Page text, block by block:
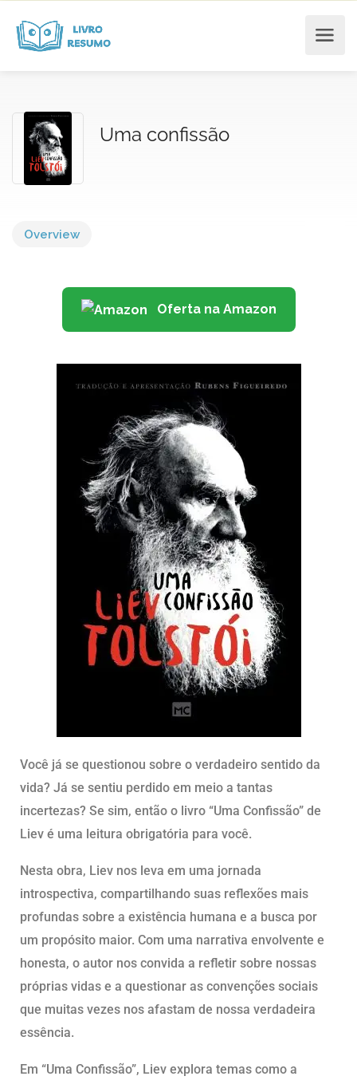
Uma confissão
Overview
Oferta na Amazon
Você já se questionou sobre o verdadeiro sentido da
vida? Já se sentiu perdido em meio a tantas
incertezas? Se sim, então o livro “Uma Confissão” de
Liev é uma leitura obrigatória para você.
Nesta obra, Liev nos leva em uma jornada
introspectiva, compartilhando suas reflexões mais
profundas sobre a existência humana e a busca por
um propósito maior. Com uma narrativa envolvente e
honesta, o autor nos convida a refletir sobre nossas
próprias vidas e a questionar as convenções sociais
que muitas vezes nos afastam de nossa verdadeira
essência.
Em “Uma Confissão”, Liev explora temas como a